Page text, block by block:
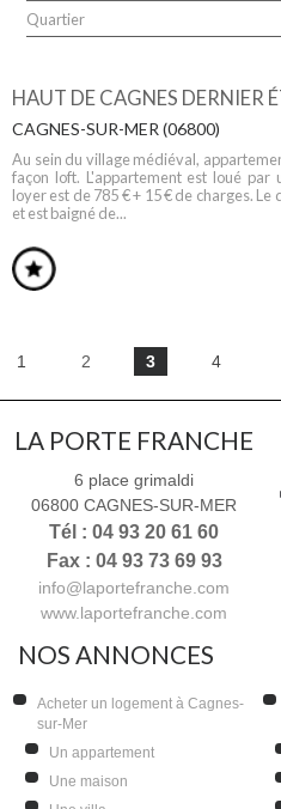
Quartier
HAUT DE CAGNES DERNIER
CAGNES-SUR-MER (06800)
Au sein du village médiéval,
façon loft. L'appartement est loué par
loyer est de 785 € + 15 € de charges.
et est baigné de...
1 2 3 4
LA PORTE FRANCHE
6 place grimaldi
06800 CAGNES-SUR-MER
Tél : 04 93 20 61 60
Fax : 04 93 73 69 93
info@laportefranche.com
www.laportefranche.com
NOS ANNONCES
Acheter un logement à Cagnes-
sur-Mer
Un appartement
Une maison